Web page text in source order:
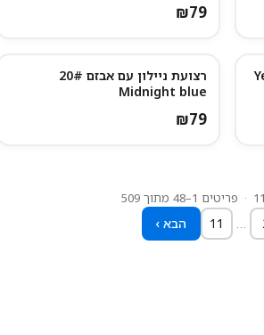
₪79
רצועת ניילון עם אבזם 20#
Midnight blue
₪79
11 · פריטים 1
–
48 מתוך 509
…
11 ‹ הבא